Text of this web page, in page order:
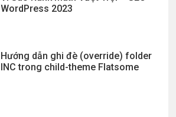
WordPress 2023
Hướng dẫn ghi đè (override) folder
INC trong child-theme Flatsome